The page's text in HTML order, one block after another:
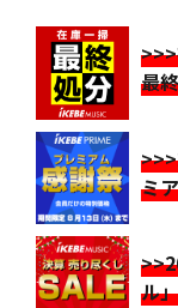
最
ミ
ル」